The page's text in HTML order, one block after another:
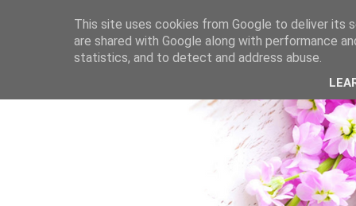
ÜBER MICH KOOPERATION TORTEN / KUCHEN /
This site uses cookies from Google to deliver its
are shared with Google along with performance
statistics, and to detect and address abuse.